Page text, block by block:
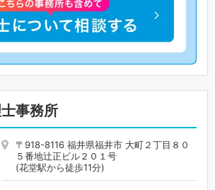
事務所
〒918-8116 福井県福井市 大町２丁目８０
５番地辻正ビル２０１号
(花堂駅から徒歩11分)